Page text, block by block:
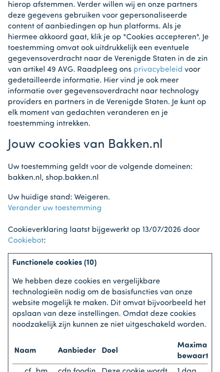
hierop afstemmen. Verder willen wij en onze partners
deze gegevens gebruiken voor gepersonaliseerde
content of aanbiedingen op hun platforms. Als je
hiermee akkoord gaat, klik je op "Cookies accepteren". Je
toestemming omvat ook uitdrukkelijk een eventuele
gegevensoverdracht naar de Verenigde Staten in de zin
van artikel 49 AVG. Raadpleeg ons privacybeleid voor
gedetailleerde informatie. Hier vind je ook meer
informatie over gegevensoverdracht naar technology
providers en partners in de Verenigde Staten. Je kunt op
elk moment van gedachten veranderen en je
toestemming intrekken.
Jouw cookies van Bakken.nl
Uw toestemming geldt voor de volgende domeinen:
bakken.nl, shop.bakken.nl
Uw huidige stand: Weigeren.
Verander uw toestemming
Cookieverklaring laatst bijgewerkt op 13/07/2026 door
Cookiebot:
Functionele cookies (10)
We hebben deze cookies en vergelijkbare
technologieën nodig om de basisfuncties van onze
website mogelijk te maken. Dit omvat bijvoorbeeld het
opslaan van deze instellingen. Omdat deze cookies
noodzakelijk zijn kunnen ze niet uitgeschakeld worden.
Naam Aanbieder Doel
Maximale